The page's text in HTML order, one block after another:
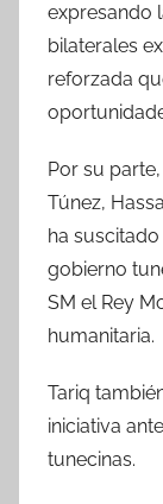
expresando
bilaterales
reforzada
Por su
Túnez,
ha
gobierno
SM el Rey
humanitaria.
Tariq
iniciativa
tunecinas.